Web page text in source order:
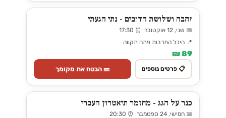
זהבה ושלושת הדובים - נתי הגעתי
📅 שני, 12 אוקטובר ⏰ 17:30
📍 היכל התרבות פתח תקווה
89 ₪
📋 פרטים נוספים 🎫 הבטח את מקומך
כנר על הגג - מחזמר תיאטרון העברי
📅 חמישי, 24 ספטמבר ⏰ 20:30